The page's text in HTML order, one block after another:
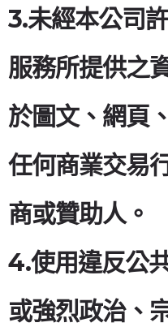
3.未經本公司
服務所提供之
於圖文、網頁
任何商業交易
商或贊助人。
4.使用違反公
或強烈政治、